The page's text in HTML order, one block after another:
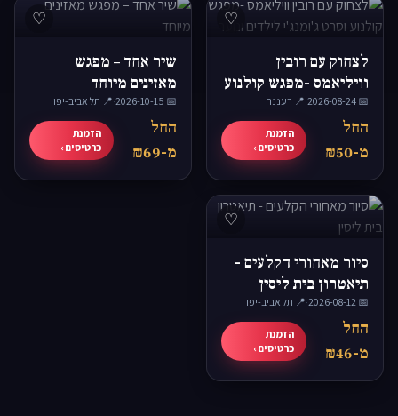
♡
לצחוק עם רובין
וויליאמס -מפגש קולנוע
וסרט ג'ומנג'י לילדים
ונוער
📅 2026-08-24
·📍 רעננה
החל
מ-₪50
הזמנת
כרטיסים ›
♡
שיר אחד – מפגש
מאזינים מיוחד
📅 2026-10-15
·📍 תל אביב-יפו
החל
מ-₪69
הזמנת
כרטיסים ›
♡
סיור מאחורי הקלעים -
תיאטרון בית ליסין
📅 2026-08-12
·📍 תל אביב-יפו
החל
מ-₪46
הזמנת
כרטיסים ›